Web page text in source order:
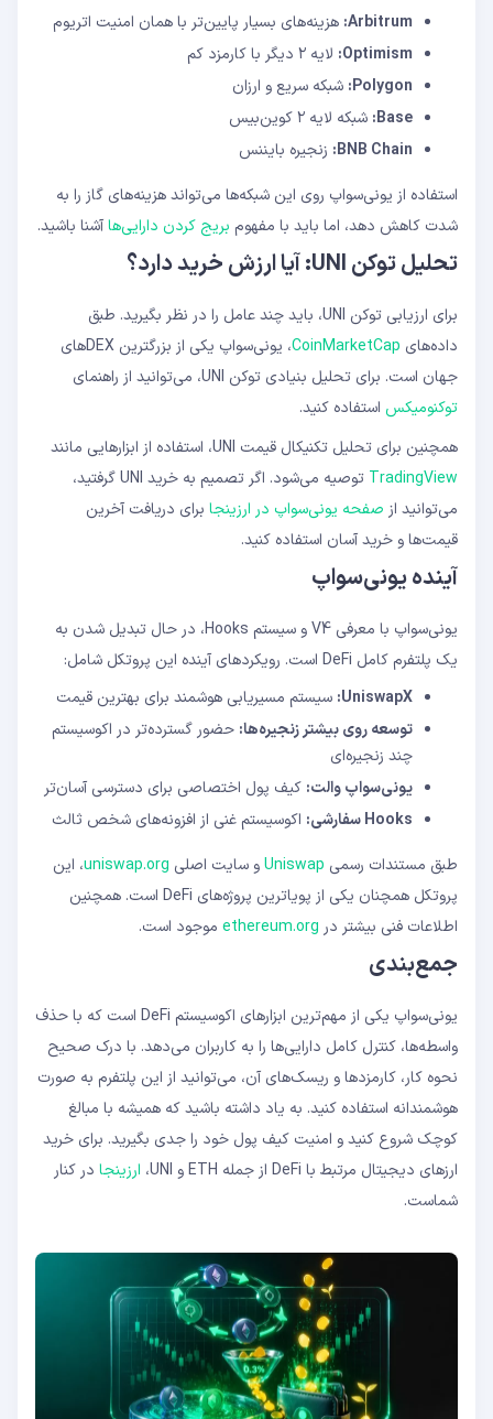
Arbitrum: هزینه‌های بسیار پایین‌تر با همان امنیت اتریوم
Optimism: لایه ۲ دیگر با کارمزد کم
Polygon: شبکه سریع و ارزان
Base: شبکه لایه ۲ کوین‌بیس
BNB Chain: زنجیره بایننس
استفاده از یونی‌سواپ روی این شبکه‌ها می‌تواند هزینه‌های گاز را به
شدت کاهش دهد، اما باید با مفهوم بریج کردن دارایی‌هاآشنا باشید.
تحلیل توکن UNI: آیا ارزش خرید دارد؟
برای ارزیابی توکن UNI، باید چند عامل را در نظر بگیرید. طبق
داده‌های CoinMarketCap
، یونی‌سواپ یکی از بزرگترین DEXهای
جهان است. برای تحلیل بنیادی توکن UNI، می‌توانید از راهنمای
توکنومیکس استفاده کنید.
همچنین برای تحلیل تکنیکال قیمت UNI، استفاده از ابزارهایی مانند
TradingView
توصیه می‌شود. اگر تصمیم به خرید UNI گرفتید،
می‌توانید از صفحه یونی‌سواپ در ارزینجا برای دریافت آخرین
قیمت‌ها و خرید آسان استفاده کنید.
آینده یونی‌سواپ
یونی‌سواپ با معرفی V4 و سیستم Hooks، در حال تبدیل شدن به
یک پلتفرم کامل DeFi است. رویکردهای آینده این پروتکل شامل:
UniswapX: سیستم مسیریابی هوشمند برای بهترین قیمت
توسعه روی بیشتر زنجیره‌ها: حضور گسترده‌تر در اکوسیستم
چند زنجیره‌ای
یونی‌سواپ والت: کیف پول اختصاصی برای دسترسی آسان‌تر
Hooks سفارشی:
اکوسیستم غنی از افزونه‌های شخص ثالث
طبق مستندات رسمی Uniswapو سایت اصلی uniswap.org، این
پروتکل همچنان یکی از پویاترین پروژه‌های DeFi است. همچنین
اطلاعات فنی بیشتر در ethereum.org موجود است.
جمع‌بندی
یونی‌سواپ یکی از مهم‌ترین ابزارهای اکوسیستم DeFi است که با حذف
واسطه‌ها، کنترل کامل دارایی‌ها را به کاربران می‌دهد. با درک صحیح
نحوه کار، کارمزدها و ریسک‌های آن، می‌توانید از این پلتفرم به صورت
هوشمندانه استفاده کنید. به یاد داشته باشید که همیشه با مبالغ
کوچک شروع کنید و امنیت کیف پول خود را جدی بگیرید. برای خرید
ارزهای دیجیتال مرتبط با DeFi از جمله ETH و UNI،
ارزینجا در کنار
شماست.